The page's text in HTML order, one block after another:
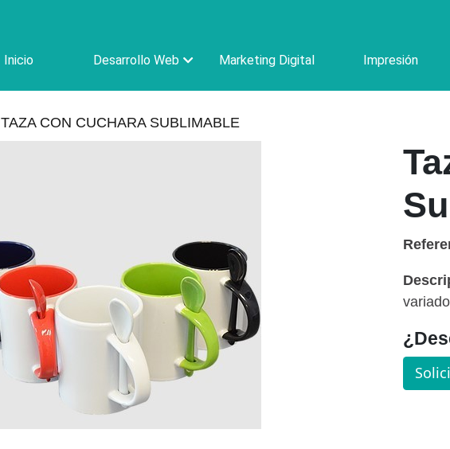
Inicio Desarrollo Web Marketing Digital Impresión
TAZA CON CUCHARA SUBLIMABLE